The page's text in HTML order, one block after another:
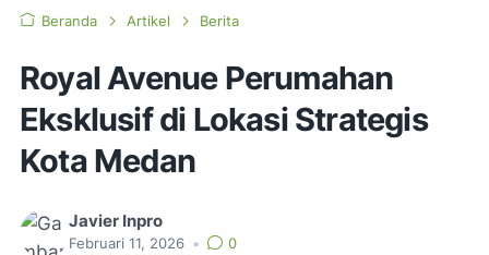
Beranda Artikel Berita
Royal Avenue Perumahan
Eksklusif di Lokasi Strategis
Kota Medan
Javier Inpro
Februari 11, 2026 •
0